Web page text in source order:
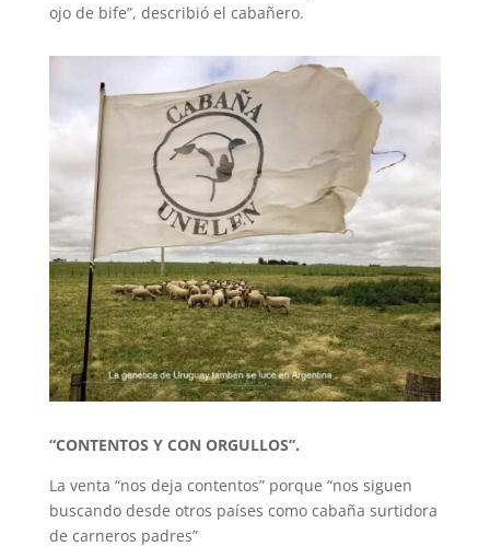
ojo de bife”, describió el cabañero.
“CONTENTOS Y CON ORGULLOS”.
La venta “nos deja contentos” porque “nos siguen
buscando desde otros países como cabaña surtidora
de carneros padres”